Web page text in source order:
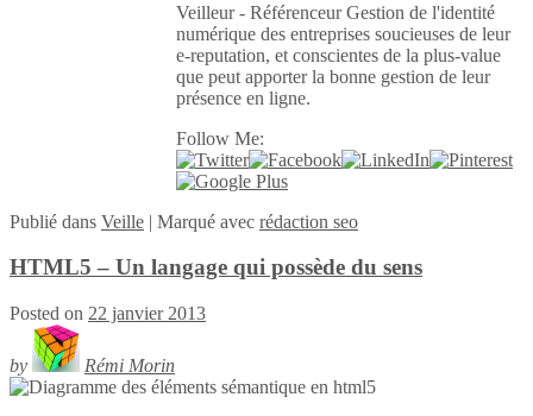
Veilleur - Référenceur Gestion de l'identité
numérique des entreprises soucieuses de leur
e-reputation, et conscientes de la plus-value
que peut apporter la bonne gestion de leur
présence en ligne.
Follow Me:
Publié dans Veille | Marqué avec rédaction seo
HTML5 – Un langage qui possède du sens
Posted on 22 janvier 2013
by Rémi Morin